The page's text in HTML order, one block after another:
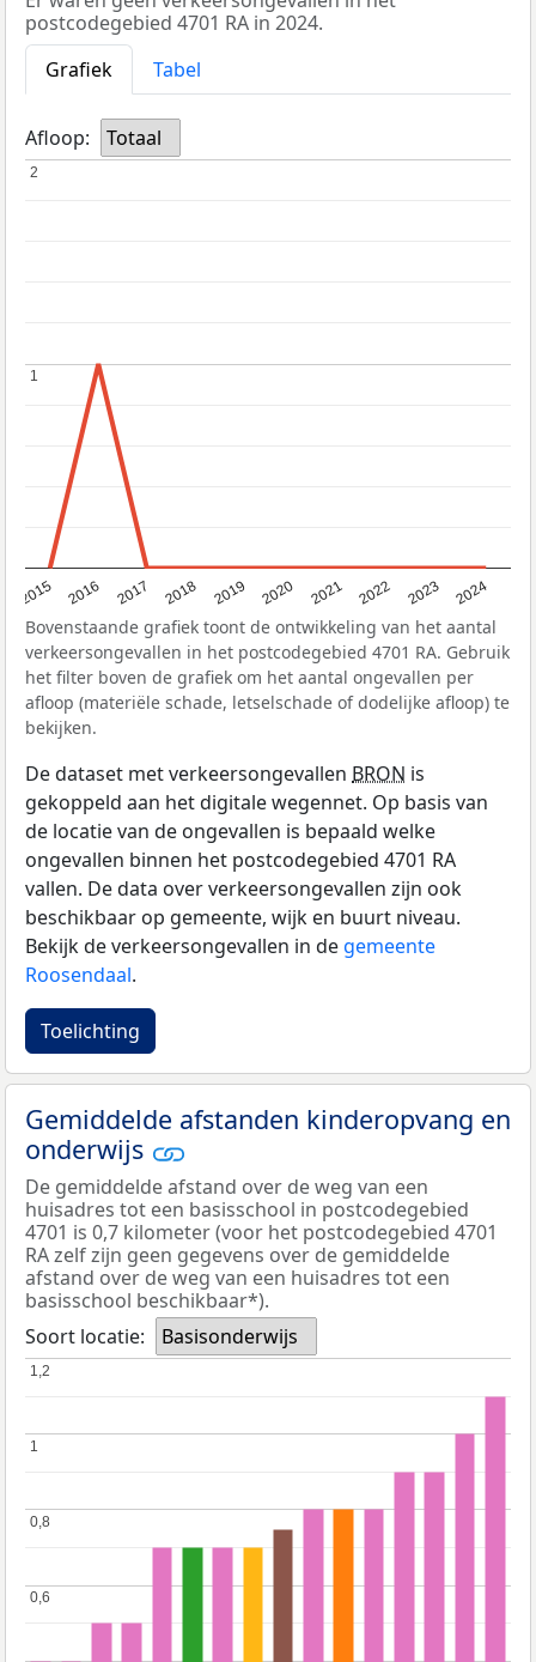
postcodegebied 4701 RA in 2024.
Grafiek
Tabel
Afloop: Totaal
2015 2016 2017 2018 2019 2020 2021 2022 2023 2024
1
1
2
2
Bovenstaande grafiek toont de ontwikkeling van het aantal
verkeersongevallen in het postcodegebied 4701 RA. Gebruik
het filter boven de grafiek om het aantal ongevallen per
afloop (materiële schade, letselschade of dodelijke afloop) te
bekijken.
De dataset met verkeersongevallen BRON is
gekoppeld aan het digitale wegennet. Op basis van
de locatie van de ongevallen is bepaald welke
ongevallen binnen het postcodegebied 4701 RA
vallen. De data over verkeersongevallen zijn ook
beschikbaar op gemeente, wijk en buurt niveau.
Bekijk de verkeersongevallen in de gemeente
Roosendaal.
Toelichting
Gemiddelde afstanden kinderopvang en
onderwijs
De gemiddelde afstand over de weg van een
huisadres tot een basisschool in postcodegebied
4701 is 0,7 kilometer (voor het postcodegebied 4701
RA zelf zijn geen gegevens over de gemiddelde
afstand over de weg van een huisadres tot een
basisschool beschikbaar*).
Soort locatie:
Basisonderwijs
0,6
0,6
0,8
0,8
11
1,2
1,2